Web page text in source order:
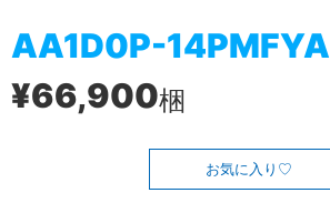
AA1D0P-14PMFYA
¥66,900梱
お気に入り